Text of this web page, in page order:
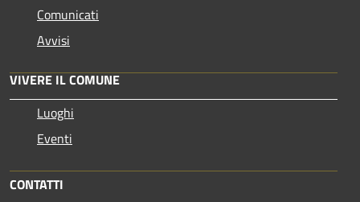
Comunicati
Avvisi
VIVERE IL COMUNE
Luoghi
Eventi
CONTATTI